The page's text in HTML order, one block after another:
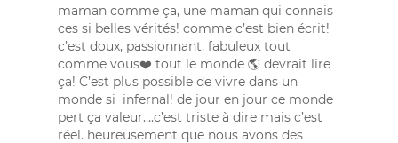
maman comme ça, une maman qui connais
ces si belles vérités! comme c’est bien écrit!
c’est doux, passionnant, fabuleux tout
comme vous❤️ tout le monde 🌎 devrait lire
ça! C’est plus possible de vivre dans un
monde si  infernal! de jour en jour ce monde
pert ça valeur….c’est triste à dire mais c’est
réel. heureusement que nous avons des